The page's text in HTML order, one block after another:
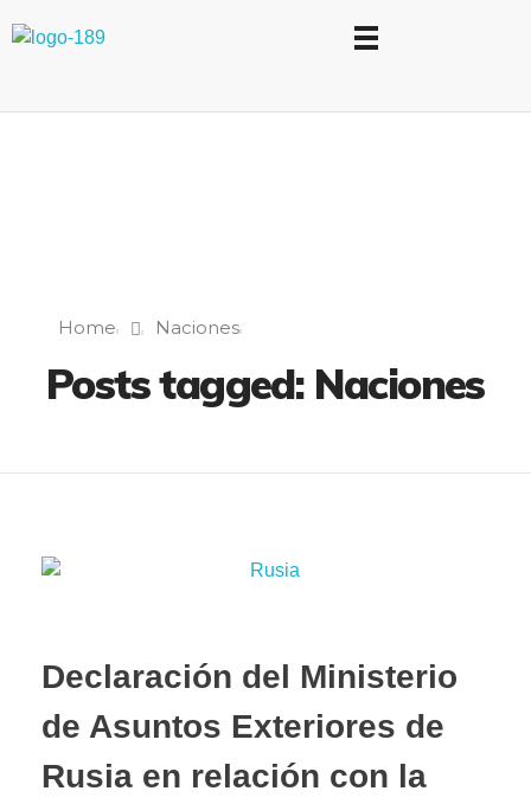
Home Naciones
Posts tagged: Naciones
Declaración del Ministerio
de Asuntos Exteriores de
Rusia en relación con la